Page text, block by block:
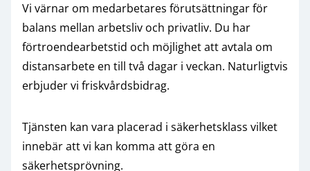
Vi värnar om medarbetares förutsättningar för
balans mellan arbetsliv och privatliv. Du har
förtroendearbetstid och möjlighet att avtala om
distansarbete en till två dagar i veckan. Naturligtvis
erbjuder vi friskvårdsbidrag.
Tjänsten kan vara placerad i säkerhetsklass vilket
innebär att vi kan komma att göra en
säkerhetsprövning.